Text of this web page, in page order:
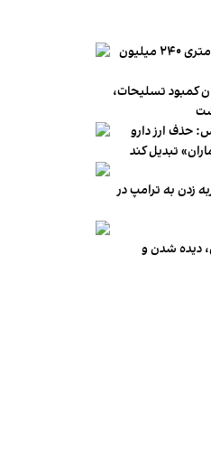
میانگین قیمت مسکن در تهران به متری ۲۴۰ میلیون
کمبود تسلیحات،
ارز دارو
زدن به ترامپ در
دیده شدن و